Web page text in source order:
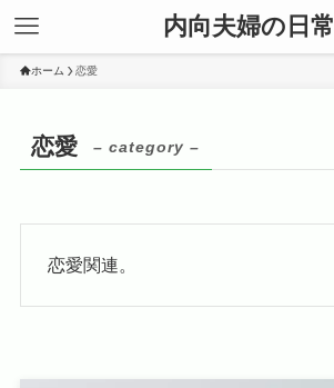
内向夫婦の日常
ホーム 恋愛
恋愛 – category –
恋愛関連。